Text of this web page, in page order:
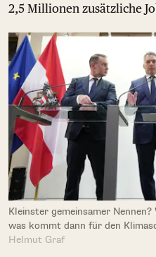
2,5 Millionen zusätzliche
Kleinster gemeinsamer
was kommt dann für den
Helmut Graf